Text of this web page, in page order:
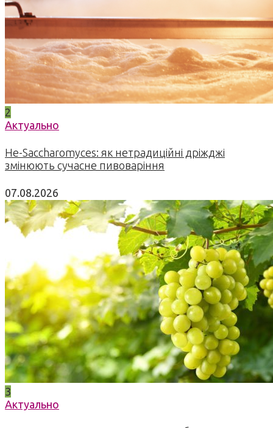
2
Актуально
Не-Saccharomyces: як нетрадиційні дріжджі
змінюють сучасне пивоваріння
07.08.2026
3
Актуально